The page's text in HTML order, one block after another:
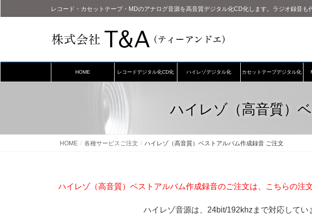
レコード・カセットテープ・MDのアナログ音源を高音質デジタル化CD化します。ラジオ録音も
HOME レコードデジタル化CD化 ハイレゾデジタル化 カセットテープデジタル化
ハイレゾ（高音質）
HOME 各種サービスご注文 ハイレゾ（高音質）ベストアルバム作成録音 ご注文
ハイレゾ（高音質）ベストアルバム作成録音のご注文は、こちらの注
ハイレゾ音源は、24bit/192khzまで対応してい